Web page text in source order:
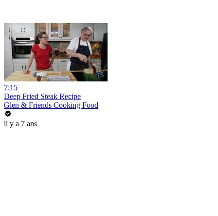
7:15
Deep Fried Steak Recipe
Glen & Friends Cooking Food
il y a 7 ans